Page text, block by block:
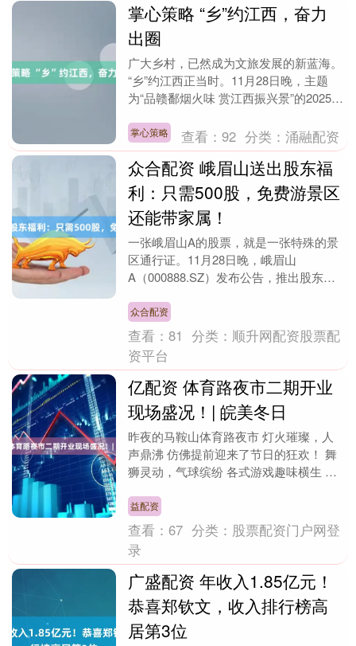
掌心策略 “乡”约江西，奋力
出圈
广大乡村，已然成为文旅发展的新蓝海。
“乡”约江西正当时。11月28日晚，主题
为“品赣鄱烟火味 赏江西振兴景”的2025江
消....
掌心策略 查看：92 分类：涌融配资
众合配资 峨眉山送出股东福
利：只需500股，免费游景区
还能带家属！
一张峨眉山A的股票，就是一张特殊的景
区通行证。11月28日晚，峨眉山
A（000888.SZ）发布公告，推出股东回
3....
众合配资
查看：81 分类： 顺升网配资股票配
资平台
亿配资 体育路夜市二期开业
现场盛况！| 皖美冬日
昨夜的马鞍山体育路夜市 灯火璀璨，人
声鼎沸 仿佛提前迎来了节日的狂欢！ 舞
狮灵动，气球缤纷 各式游戏趣味横生 处
镜头 一起沉....
益配资
查看：67 分类： 股票配资门户网登
录
广盛配资 年收入1.85亿元！
恭喜郑钦文，收入排行榜高
居第3位